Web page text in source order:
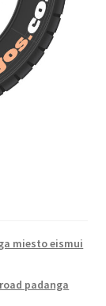
miesto eismui
padanga